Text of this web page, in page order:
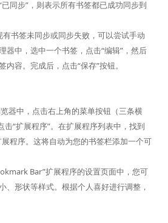
同步”，则表示所有书签都已成功同步到
书签未同步或同步失败，可以尝试手动
器中，选中一个书签，点击“编辑”，然后
容。完成后，点击“保存”按钮。
器中，点击右上角的菜单按钮（三条横
击“扩展程序”。在扩展程序列表中，找到
程序。这将自动为您的书签栏添加一个可
Bar”扩展程序的设置页面中，您可
、形状等样式。根据个人喜好进行调整，